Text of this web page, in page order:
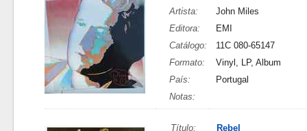
Artista:
John Miles
Editora:
EMI
Catálogo:
11C 080-65147
Formato:
Vinyl, LP, Album
País:
Portugal
Notas:
Título: Rebel